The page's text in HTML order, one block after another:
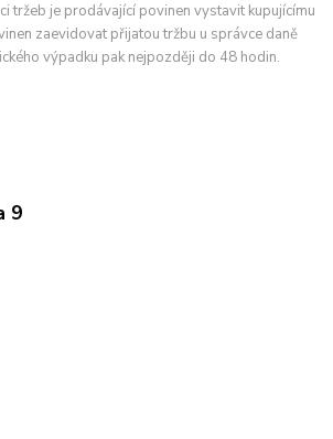
tržeb je prodávající povinen vystavit kupujícímu
zaevidovat přijatou tržbu u správce daně
výpadku pak nejpozději do 48 hodin.
9